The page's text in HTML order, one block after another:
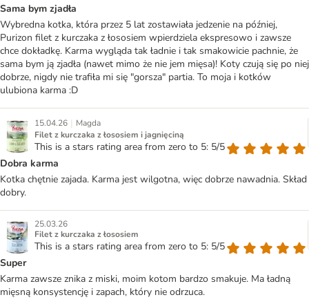
Sama bym zjadła
Wybredna kotka, która przez 5 lat zostawiała jedzenie na później,
Purizon filet z kurczaka z łososiem wpierdziela ekspresowo i zawsze
chce dokładkę. Karma wygląda tak ładnie i tak smakowicie pachnie, że
sama bym ją zjadła (nawet mimo że nie jem mięsa)! Koty czują się po niej
dobrze, nigdy nie trafiła mi się "gorsza" partia. To moja i kotków
ulubiona karma :D
15.04.26 | Magda
Filet z kurczaka z łososiem i jagnięciną
This is a stars rating area from zero to 5: 5/5
Dobra karma
Kotka chętnie zajada. Karma jest wilgotna, więc dobrze nawadnia. Skład
dobry.
25.03.26
Filet z kurczaka z łososiem
This is a stars rating area from zero to 5: 5/5
Super
Karma zawsze znika z miski, moim kotom bardzo smakuje. Ma ładną
mięsną konsystencję i zapach, który nie odrzuca.